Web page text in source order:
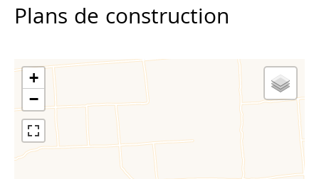
Plans de construction
+
−